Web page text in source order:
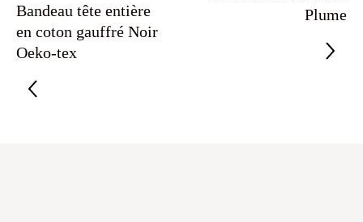
Bandeau tête entière
en coton gauffré Noir
Oeko-tex
Plume